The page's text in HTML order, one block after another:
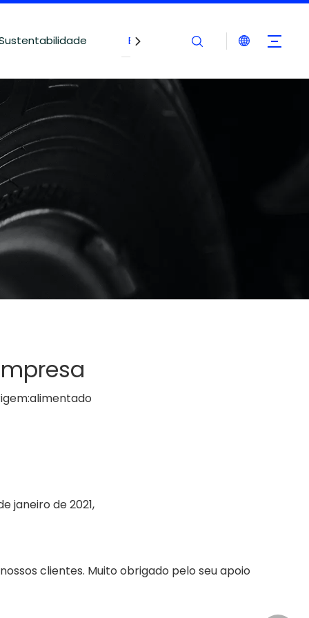
Blogues Contate-nos
alimentado
janeiro de 2021,
clientes. Muito obrigado pelo seu apoio